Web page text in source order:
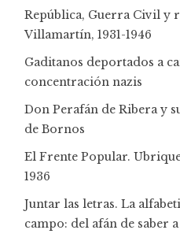
República, Guerra Civil y
Villamartín, 1931-1946
Gaditanos deportados a
concentración nazis
Don Perafán de Ribera y
de Bornos
El Frente Popular.
1936
Juntar las letras. La
campo: del afán de saber